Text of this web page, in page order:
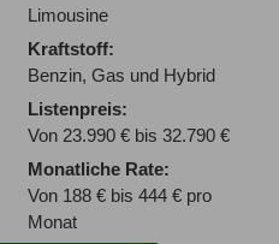
Limousine
Kraftstoff:
Benzin, Gas und Hybrid
Listenpreis:
Von 23.990 € bis 32.790 €
Monatliche Rate:
Von 188 € bis 444 € pro
Monat